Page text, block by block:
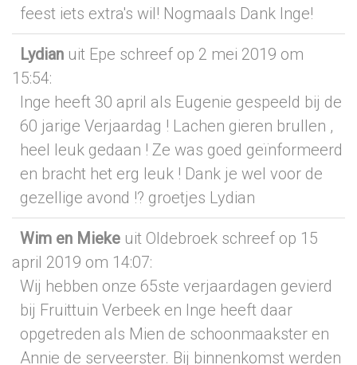
feest iets extra's wil! Nogmaals Dank Inge!
Lydian uit Epe schreef op 2 mei 2019 om
15:54:
Inge heeft 30 april als Eugenie gespeeld bij de
60 jarige Verjaardag ! Lachen gieren brullen ,
heel leuk gedaan ! Ze was goed geïnformeerd
en bracht het erg leuk ! Dank je wel voor de
gezellige avond !? groetjes Lydian
Wim en Mieke uit Oldebroek schreef op 15
april 2019 om 14:07:
Wij hebben onze 65ste verjaardagen gevierd
bij Fruittuin Verbeek en Inge heeft daar
opgetreden als Mien de schoonmaakster en
Annie de serveerster. Bij binnenkomst werden